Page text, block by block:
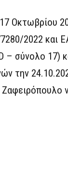
Οκτωβρίου
2022 και
– σύνολο 17)
την
Ζαφειρόπουλο